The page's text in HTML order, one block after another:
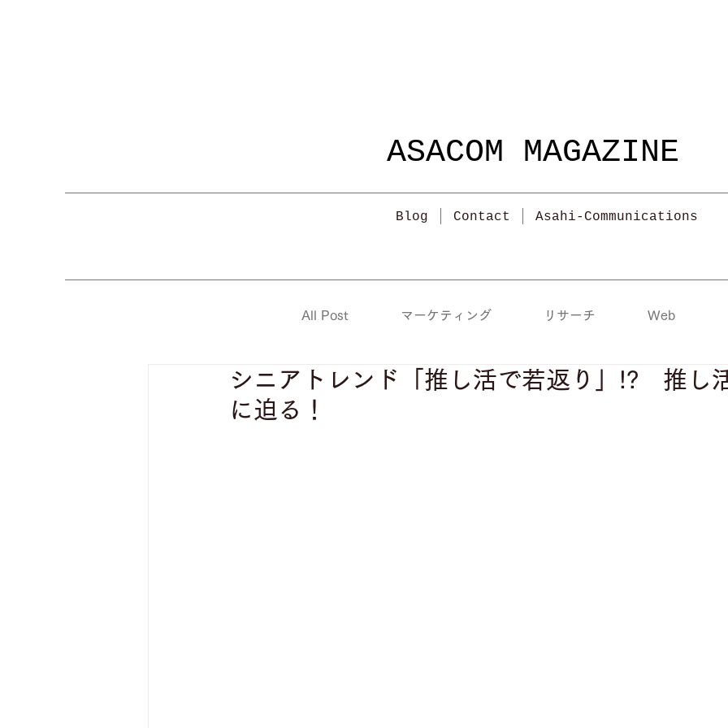
ASACOM MAGAZINE
Blog Contact Asahi-Communications
シニアトレンド「推し活で若返り」!? 推し
に迫る！
All Post マーケティング リサーチ Web